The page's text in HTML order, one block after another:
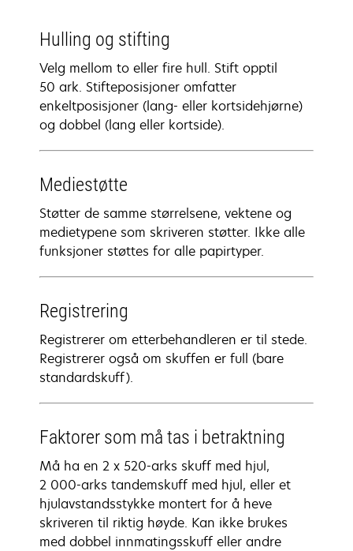
Hulling og stifting
Velg mellom to eller fire hull. Stift opptil
50 ark. Stifteposisjoner omfatter
enkeltposisjoner (lang- eller kortsidehjørne)
og dobbel (lang eller kortside).
Mediestøtte
Støtter de samme størrelsene, vektene og
medietypene som skriveren støtter. Ikke alle
funksjoner støttes for alle papirtyper.
Registrering
Registrerer om etterbehandleren er til stede.
Registrerer også om skuffen er full (bare
standardskuff).
Faktorer som må tas i betraktning
Må ha en 2 x 520-arks skuff med hjul,
2 000-arks tandemskuff med hjul, eller et
hjulavstandsstykke montert for å heve
skriveren til riktig høyde. Kan ikke brukes
med dobbel innmatingsskuff eller andre